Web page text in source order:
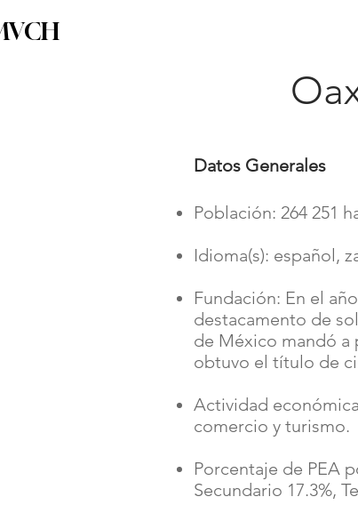
Datos Generales
Población: 264 251
Idioma(s): español,
Fundación: En el
destacamento de
de México mandó a
obtuvo el título de
Actividad
comercio y turismo.
Porcentaje de PEA
Secundario 17.3%,